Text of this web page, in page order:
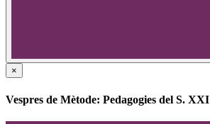
×
Vespres de Mètode: Pedagogies del S. XXI